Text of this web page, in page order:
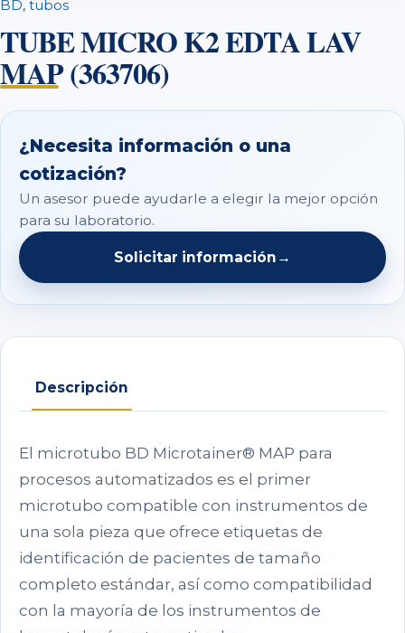
BD, tubos
TUBE MICRO K2 EDTA LAV
MAP (363706)
¿Necesita información o una
cotización?
Un asesor puede ayudarle a elegir la mejor opción
para su laboratorio.
Solicitar información →
Descripción
El microtubo BD Microtainer® MAP para
procesos automatizados es el primer
microtubo compatible con instrumentos de
una sola pieza que ofrece etiquetas de
identificación de pacientes de tamaño
completo estándar, así como compatibilidad
con la mayoría de los instrumentos de